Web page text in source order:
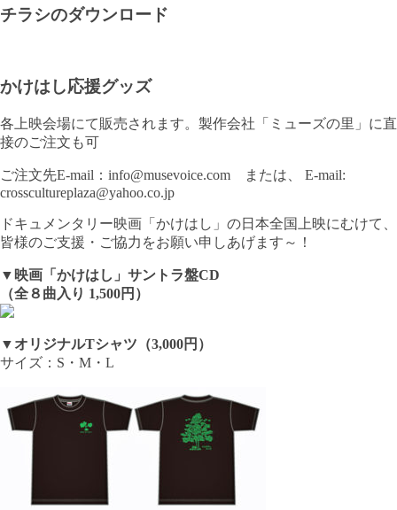
チラシのダウンロード
かけはし応援グッズ
各上映会場にて販売されます。製作会社「ミューズの里」に直
接のご注文も可
ご注文先E-mail：info@musevoice.com または、 E-mail:
crosscultureplaza@yahoo.co.jp
ドキュメンタリー映画「かけはし」の日本全国上映にむけて、
皆様のご支援・ご協力をお願い申しあげます～！
▼映画「かけはし」サントラ盤CD
（全８曲入り 1,500円）
▼オリジナルTシャツ（3,000円）
サイズ：S・M・L